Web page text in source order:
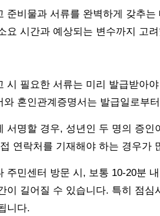
준비물과 서류를 완벽하게 갖추
요 시간과 예상되는 변수까지 고
시 필요한 서류는 미리 발급받아
와 혼인관계증명서는 발급일로부
서명할 경우, 성년인 두 명의 증
연락처를 기재해야 하는 경우가
주민센터 방문 시, 보통 10-20분
이 길어질 수 있습니다. 특히 점
니다.